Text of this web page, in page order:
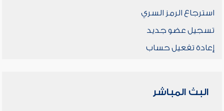
استرجاع الرمز السري
تسجيل عضو جديد
إعادة تفعيل حساب
البث المباشر